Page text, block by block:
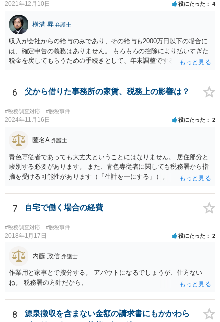
2021年12月10日 役にたった 4
横溝 昇 弁護士
収入が会社からの給与のみであり、その給与も2000万円以下の場合に
は、確定申告の義務はありません。 もろもろの控除により払いすぎた
税金を戻してもらうための手続きとして、年末調整でするのか、確定
する義務がある場合で確定申告をしなかった場合には、税務署の調査
等があり、本来払うべき税金にプラスして加算税の処分を科される場
逮捕されないとは思います。
6 父から借りた事務所の家賃、税務上の影響は？
#税務調査対応 #脱税事件
2024年11月16日 役にたった 2
匿名A 弁護士
青色専従者であっても大丈夫ということにはなりません。 居住部分と
峻別する必要があります。 また、青色専従者に関しても税務署から指
摘を受ける可能性があります（「生計を一にする」）。
7 自宅で働く場合の経費
#税務調査対応 #脱税事件
2018年1月17日 役にたった 2
内藤 政信 弁護士
作業用と家事とで按分する。 アバウトになるでしょうが、仕方ない
ね。 税務署の方針だから。
8
源泉徴収を含まない金額の請求書にもかかわら